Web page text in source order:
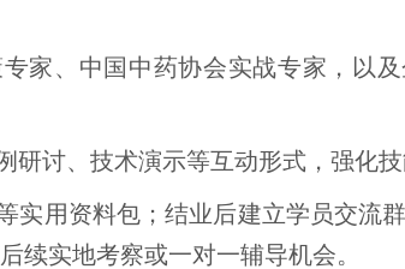
家、中国中药协会实战专家，以
研讨、技术演示等互动形式，强化技
实用资料包；结业后建立学员交流
续实地考察或一对一辅导机会。